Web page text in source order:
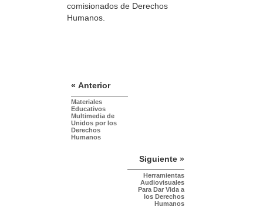
comisionados de Derechos
Humanos.
« Anterior
Materiales
Educativos
Multimedia de
Unidos por los
Derechos
Humanos
Siguiente »
Herramientas
Audiovisuales
Para Dar Vida a
los Derechos
Humanos